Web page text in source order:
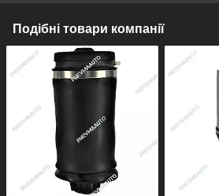
Подібні товари компанії